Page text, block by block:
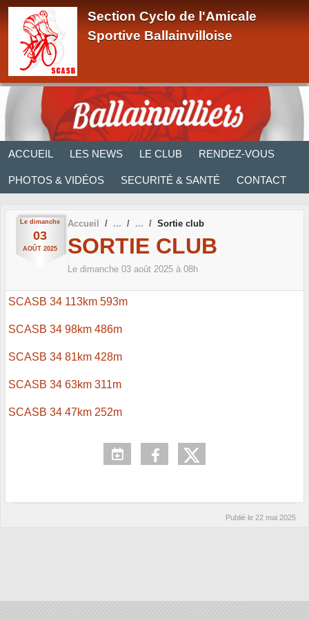
Section Cyclo de l'Amicale
Sportive Ballainvilloise
ACCUEIL LES NEWS LE CLUB RENDEZ-VOUS
PHOTOS & VIDÉOS SECURITÉ & SANTÉ CONTACT
Le dimanche
03
AOÛT 2025
Accueil Sortie club
SORTIE CLUB
Le dimanche 03 août 2025 à 08h
SCASB 34 113km 593m
SCASB 34 98km 486m
SCASB 34 81km 428m
SCASB 34 63km 311m
SCASB 34 47km 252m
Publié le 22 mai 2025
Panneau de gestion des cookies